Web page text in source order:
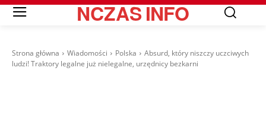
NCZASINFO
Strona główna Wiadomości Polska
Absurd, który niszczy uczciwych
ludzi! Traktory legalne już nielegalne, urzędnicy bezkarni